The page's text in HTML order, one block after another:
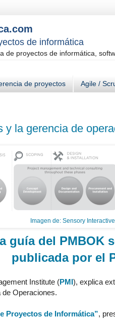
de informática
de proyectos de informática,
de proyectos Agile /
y la gerencia de
Imagen de: Sensory Interactive
guía del PMBOK
publicada por el
Institute (PMI), explica
Operaciones.
Proyectos de Informática”,